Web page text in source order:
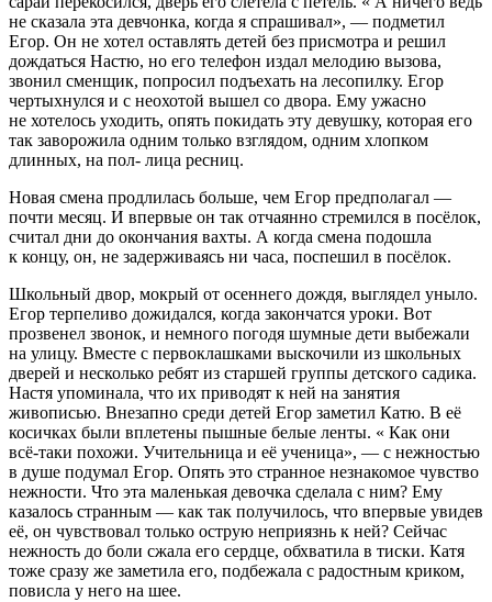
не сказала эта девчонка, когда я спрашивал», — подметил
Егор. Он не хотел оставлять детей без присмотра и решил
дождаться Настю, но его телефон издал мелодию вызова,
звонил сменщик, попросил подъехать на лесопилку. Егор
чертыхнулся и с неохотой вышел со двора. Ему ужасно
не хотелось уходить, опять покидать эту девушку, которая его
так заворожила одним только взглядом, одним хлопком
длинных, на пол- лица ресниц.
Новая смена продлилась больше, чем Егор предполагал —
почти месяц. И впервые он так отчаянно стремился в посёлок,
считал дни до окончания вахты. А когда смена подошла
к концу, он, не задерживаясь ни часа, поспешил в посёлок.
Школьный двор, мокрый от осеннего дождя, выглядел уныло.
Егор терпеливо дожидался, когда закончатся уроки. Вот
прозвенел звонок, и немного погодя шумные дети выбежали
на улицу. Вместе с первоклашками выскочили из школьных
дверей и несколько ребят из старшей группы детского садика.
Настя упоминала, что их приводят к ней на занятия
живописью. Внезапно среди детей Егор заметил Катю. В её
косичках были вплетены пышные белые ленты. « Как они
всё-таки похожи. Учительница и её ученица», — с нежностью
в душе подумал Егор. Опять это странное незнакомое чувство
нежности. Что эта маленькая девочка сделала с ним? Ему
казалось странным — как так получилось, что впервые увидев
её, он чувствовал только острую неприязнь к ней? Сейчас
нежность до боли сжала его сердце, обхватила в тиски. Катя
тоже сразу же заметила его, подбежала с радостным криком,
повисла у него на шее.